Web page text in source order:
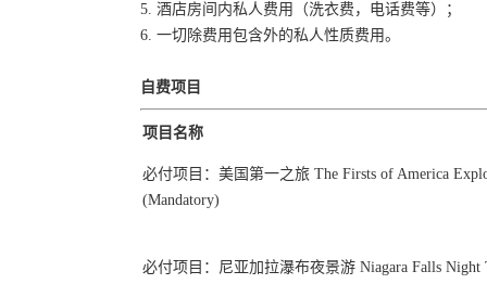
5. 酒店房间内私人费用（洗衣费，电话费等）；
6. 一切除费用包含外的私人性质费用。
自费项目
项目名称
必付项目：美国第一之旅 The Firsts of America
(Mandatory)
必付项目：尼亚加拉瀑布夜景游 Niagara Falls Night